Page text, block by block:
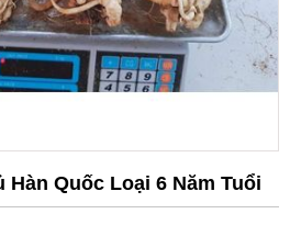
Hàn Quốc Loại 6 Năm Tuổi